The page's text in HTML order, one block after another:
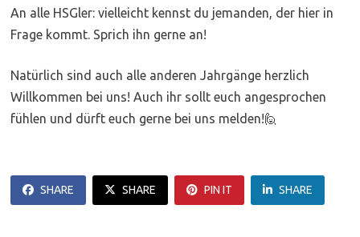
An alle HSGler: vielleicht kennst du jemanden, der hier in
Frage kommt. Sprich ihn gerne an!
Natürlich sind auch alle anderen Jahrgänge herzlich
Willkommen bei uns! Auch ihr sollt euch angesprochen
fühlen und dürft euch gerne bei uns melden!🙋
SHARE SHARE PIN IT SHARE